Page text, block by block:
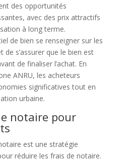
des opportunités
avec des prix attractifs
à long terme.
de bien se renseigner sur les
de s’assurer que le bien est
de finaliser l’achat. En
ANRU, les acheteurs
significatives tout en
urbaine.
notaire pour
est une stratégie
réduire les frais de notaire.